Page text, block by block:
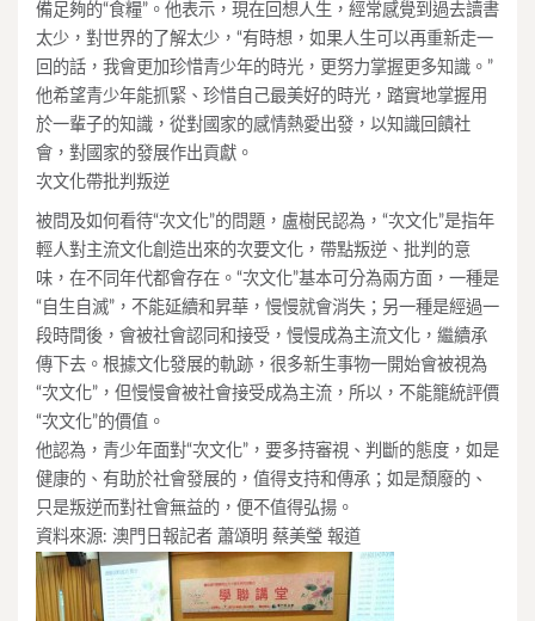
備足夠的“食糧”。他表示，現在回想人生，經常感覺到過去讀書
太少，對世界的了解太少，“有時想，如果人生可以再重新走一
回的話，我會更加珍惜青少年的時光，更努力掌握更多知識。”
他希望青少年能抓緊、珍惜自己最美好的時光，踏實地掌握用
於一輩子的知識，從對國家的感情熱愛出發，以知識回饋社
會，對國家的發展作出貢獻。
次文化帶批判叛逆
被問及如何看待“次文化”的問題，盧樹民認為，“次文化”是指年
輕人對主流文化創造出來的次要文化，帶點叛逆、批判的意
味，在不同年代都會存在。“次文化”基本可分為兩方面，一種是
“自生自滅”，不能延續和昇華，慢慢就會消失；另一種是經過一
段時間後，會被社會認同和接受，慢慢成為主流文化，繼續承
傳下去。根據文化發展的軌跡，很多新生事物一開始會被視為
“次文化”，但慢慢會被社會接受成為主流，所以，不能籠統評價
“次文化”的價值。
他認為，青少年面對“次文化”，要多持審視、判斷的態度，如是
健康的、有助於社會發展的，值得支持和傳承；如是頹廢的、
只是叛逆而對社會無益的，便不值得弘揚。
資料來源: 澳門日報記者 蕭頌明 蔡美瑩 報道